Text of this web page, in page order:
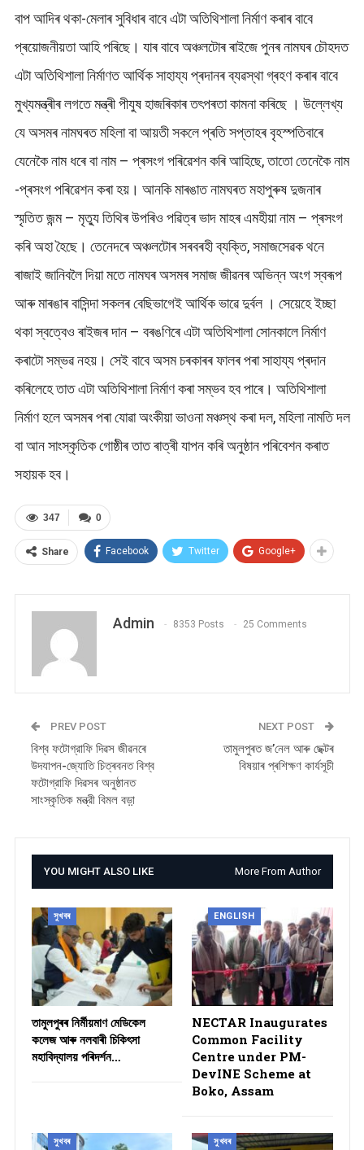
বাপ আদিৰ থকা-মেলাৰ সুবিধাৰ বাবে এটা অতিথিশালা নিৰ্মাণ কৰাৰ বাবে
প্ৰয়োজনীয়তা আহি পৰিছে। যাৰ বাবে অঞ্চলটোৰ ৰাইজে পুনৰ নামঘৰ চৌহদত
এটা অতিথিশালা নিৰ্মাণত আৰ্থিক সাহায্য প্ৰদানৰ ব্যৱস্থা গ্ৰহণ কৰাৰ বাবে
মুখ্যমন্ত্ৰীৰ লগতে মন্ত্ৰী পীযুষ হাজৰিকাৰ তৎপৰতা কামনা কৰিছে । উল্লেখ্য
যে অসমৰ নামঘৰত মহিলা বা আয়তী সকলে প্ৰতি সপ্তাহৰ বৃহস্পতিবাৰে
যেনেকৈ নাম ধৰে বা নাম – প্ৰসংগ পৰিৱেশন কৰি আহিছে, তাতো তেনেকৈ নাম
-প্ৰসংগ পৰিৱেশন কৰা হয়। আনকি মাৰঙাত নামঘৰত মহাপুৰুষ দুজনাৰ
স্মৃতিত জন্ম – মৃত্যু তিথিৰ উপৰিও পৱিত্ৰ ভাদ মাহৰ এমহীয়া নাম – প্ৰসংগ
কৰি অহা হৈছে। তেনেদৰে অঞ্চলটোৰ সৰবৰহী ব্যক্তি, সমাজসেৱক থনে
ৰাজাই জানিবলৈ দিয়া মতে নামঘৰ অসমৰ সমাজ জীৱনৰ অভিন্ন অংগ স্বৰূপ
আৰু মাৰঙাৰ বাসিন্দা সকলৰ বেছিভাগেই আৰ্থিক ভাৱে দুৰ্বল । সেয়েহে ইচ্ছা
থকা স্বত্বেও ৰাইজৰ দান – বৰঙণিৰে এটা অতিথিশালা সোনকালে নিৰ্মাণ
কৰাটো সম্ভৱ নহয়। সেই বাবে অসম চৰকাৰৰ ফালৰ পৰা সাহায্য প্ৰদান
কৰিলেহে তাত এটা অতিথিশালা নিৰ্মাণ কৰা সম্ভব হব পাৰে। অতিথিশালা
নিৰ্মাণ হলে অসমৰ পৰা যোৱা অংকীয়া ভাওনা মঞ্চস্থ কৰা দল, মহিলা নামতি দল
বা আন সাংস্কৃতিক গোষ্ঠীৰ তাত ৰাত্ৰী যাপন কৰি অনুষ্ঠান পৰিবেশন কৰাত
সহায়ক হব।
0
347
Share Facebook Twitter Google+
Admin 8353 Posts 25 Comments
PREV POST
বিশ্ব ফটোগ্রাফি দিৱস জীৱনৰে
উদযাপন-জ্যোতি চিত্ৰবনত বিশ্ব
ফটোগ্রাফি দিৱসৰ অনুষ্ঠানত
সাংস্কৃতিক মন্ত্রী বিমল বড়া়
NEXT POST
তামুলপুৰত জ’নেল আৰু ছেক্টৰ
বিষয়াৰ প্ৰশিক্ষণ কাৰ্যসূচী
YOU MIGHT ALSO LIKE More From Author
সুখবৰ
তামুলপুৰৰ নিৰ্মীয়মাণ মেডিকেল
কলেজ আৰু নলবাৰী চিকিৎসা
মহাবিদ্যালয় পৰিদৰ্শন…
ENGLISH
NECTAR Inaugurates
Common Facility
Centre under PM-
DevINE Scheme at
Boko, Assam
সুখবৰ সুখবৰ